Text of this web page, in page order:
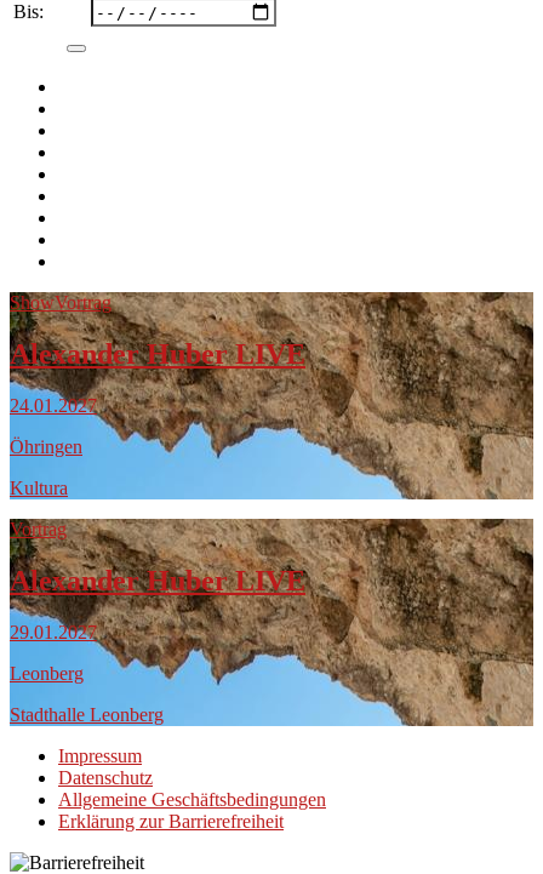
Bis:
ShowVortrag
Alexander Huber LIVE
24.01.2027
Öhringen
Kultura
Vortrag
Alexander Huber LIVE
29.01.2027
Leonberg
Stadthalle Leonberg
Impressum
Datenschutz
Allgemeine Geschäftsbedingungen
Erklärung zur Barrierefreiheit